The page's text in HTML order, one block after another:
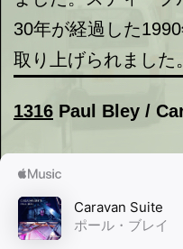
30年が経過した
取り上げられました。
1316 Paul Bley /